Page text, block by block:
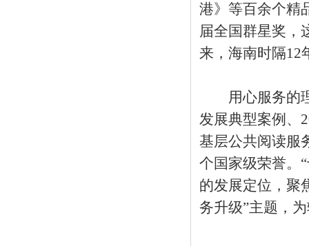
港》等百余个精
届全国群星奖，
来，海南时隔12
用心服务的理
发展典型案例、
基层公共阅读服
个国家级荣誉。
的发展定位，聚
务升级”主题，